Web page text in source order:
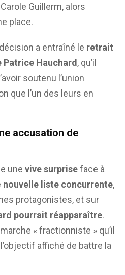
Guillerm, alors
place.
a entraîné le retrait
Hauchard, qu’il
soutenu l’union
que l’un des leurs en
accusation de
une vive surpriseface à
nouvelle liste concurrente,
protagonistes, et sur
pourrait réapparaître.
« fractionniste » qu’il
affiché de battre la